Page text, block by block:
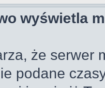
wyświetla
że serwer
podane